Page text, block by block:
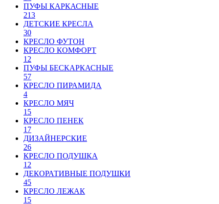
ПУФЫ КАРКАСНЫЕ
213
ДЕТСКИЕ КРЕСЛА
30
КРЕСЛО ФУТОН
КРЕСЛО КОМФОРТ
12
ПУФЫ БЕСКАРКАСНЫЕ
57
КРЕСЛО ПИРАМИДА
4
КРЕСЛО МЯЧ
15
КРЕСЛО ПЕНЕК
17
ДИЗАЙНЕРСКИЕ
26
КРЕСЛО ПОДУШКА
12
ДЕКОРАТИВНЫЕ ПОДУШКИ
45
КРЕСЛО ЛЕЖАК
15